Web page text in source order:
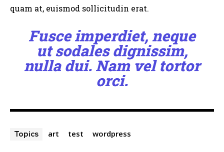
quam at, euismod sollicitudin erat.
Fusce imperdiet, neque
ut sodales dignissim,
nulla dui. Nam vel tortor
orci.
Topics art test wordpress